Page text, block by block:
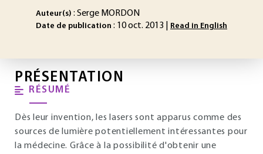
Auteur(s) : Serge MORDON
Date de publication : 10 oct. 2013 | Read in English
PRÉSENTATION
RÉSUMÉ
Dès leur invention, les lasers sont apparus comme des
sources de lumière potentiellement intéressantes pour
la médecine. Grâce à la possibilité d'obtenir une